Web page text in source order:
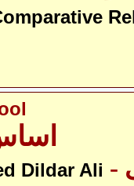
Dildar Ali